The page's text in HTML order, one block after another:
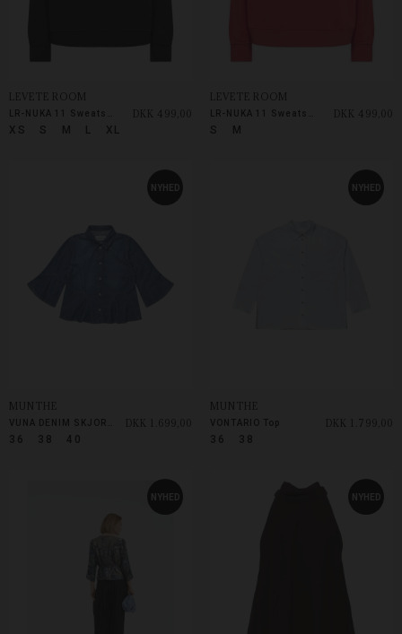
XS S M L XL
LEVETE ROOM
DKK 499,00
S
M
LEVETE ROOM
DKK 499,00
NYHED
36 38 40
DKK 1.699,00
NYHED
36 38
VONTARIO Top DKK 1.799,00
NYHED NYHED